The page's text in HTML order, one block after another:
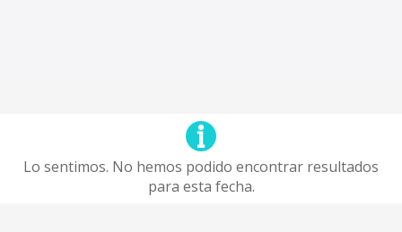
Lo sentimos. No hemos podido encontrar resultados
para esta fecha.